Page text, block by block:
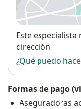
Disponibilidad
Este
dirección
¿Qué puedo
Formas de pago
Aseguradoras